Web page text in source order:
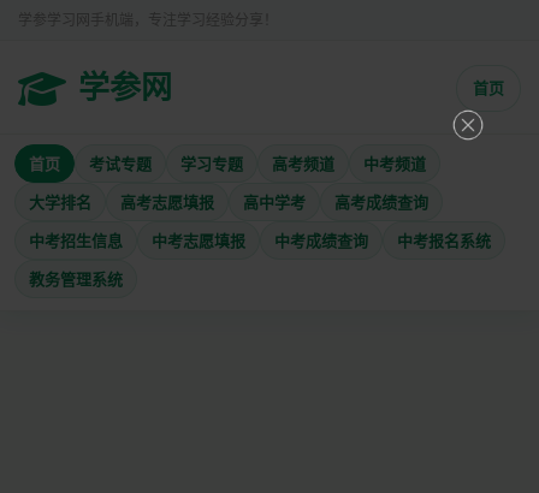
学参网 首页
首页 考试专题 学习专题 高考频道 中考频道
大学排名 高考志愿填报 高中学考 高考成绩查询
中考招生信息 中考志愿填报 中考成绩查询 中考报名系统
教务管理系统